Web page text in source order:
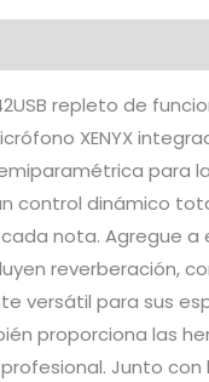
repleto de
XENYX
para
control dinámico
nota. Agregue
reverberación,
versátil para sus
proporciona las
Junto con